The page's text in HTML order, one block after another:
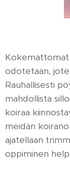
Kokemattomat
odotetaan,
Rauhallisesti
mahdollista
koiraa
meidän
ajatellaan
oppiminen